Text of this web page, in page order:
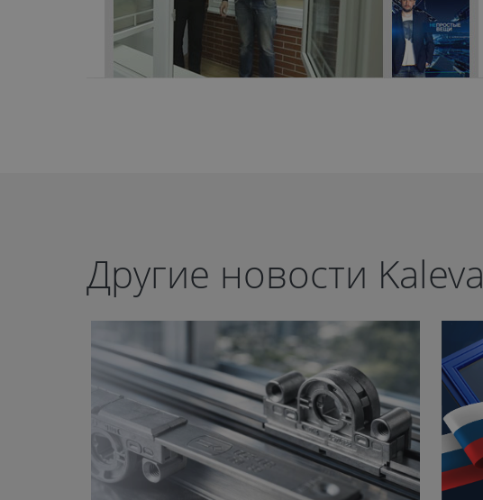
Другие новости Kaleva